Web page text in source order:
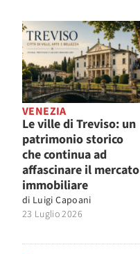
VENEZIA
Le ville di Treviso: un
patrimonio storico
che continua ad
affascinare il mercato
immobiliare
di Luigi Capoani
23 Luglio 2026